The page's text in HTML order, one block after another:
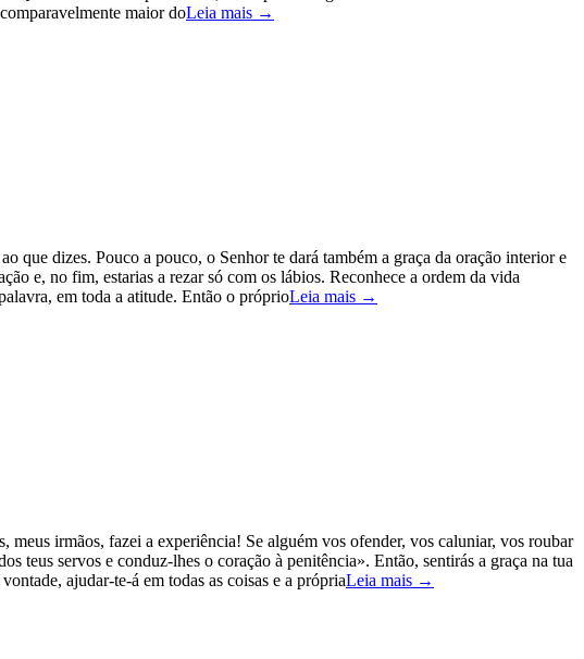
maior doLeia mais →
que dizes. Pouco a pouco, o Senhor te dará também a graça da oração interior e
e, no fim, estarias a rezar só com os lábios. Reconhece a ordem da vida
em toda a atitude. Então o próprioLeia mais →
irmãos, fazei a experiência! Se alguém vos ofender, vos caluniar, vos roubar
teus servos e conduz-lhes o coração à penitência». Então, sentirás a graça na tua
ajudar-te-á em todas as coisas e a própriaLeia mais →